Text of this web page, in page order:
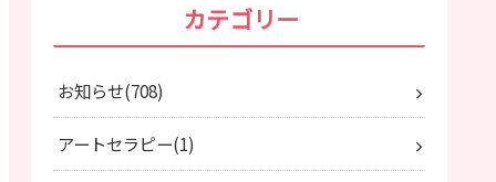
カテゴリー
お知らせ 708
アートセラピー 1